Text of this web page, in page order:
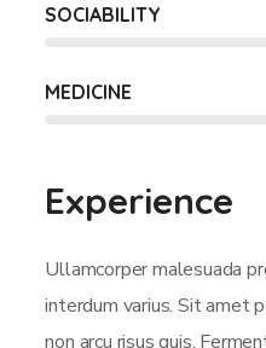
SOCIABILITY
MEDICINE
Experience
Ullamcorper malesuada
interdum varius. Sit amet
non arcu risus quis.